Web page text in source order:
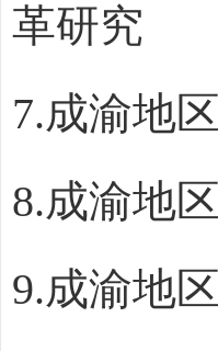
革研究
7.成渝地
8.成渝地
9.成渝地